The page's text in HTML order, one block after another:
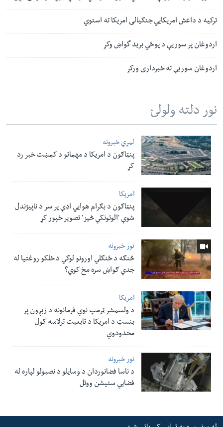
ترکیه د داعش امریکايي‌ جنګیالی امریکا ته استوي
اردوغان پر سوریې د پوځي برید گواښ وکړ
اردوغان سوریې ته خبرداری ورکړ
نور دلته ولولئ
لمړي خبرونه
پنټاګون د امریکا د مهماتو د کمښت خبر رد
کړ
امریکا
پنټاګون د بګرام هوایي اډې پر سر د ناپيژندل
شوې 'الوتونکي څيز' تصویر خپور کړ
نور خبرونه
څنګه د ځنګلي اورونو لوګي د خلکو روغتیا له
جدي ګواښ سره مخ کوي؟
امریکا
د ولسمشر ټرمپ نوي فرمانونه د زېږون پر
بنسټ د امریکا د تابعیت ترلاسه کول
محدودوي
نور خبرونه
د ناسا فضانوردان د وسایلو د نصبولو لپاره له
فضایي ستیشن ووتل